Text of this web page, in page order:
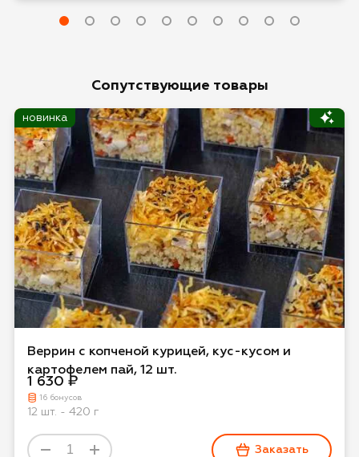
Оставить отзыв
Сопутствующие товары
новинка
Веррин с копченой курицей, кус-кусом и
картофелем пай, 12 шт.
1 630 ₽
16 бонусов
12 шт. - 420 г
Заказать